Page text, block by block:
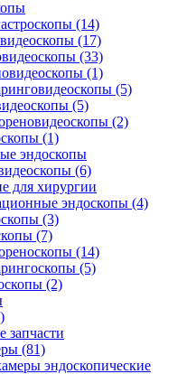
(14)
(17)
(33)
(1)
(5)
(5)
(2)
(1)
эндоскопы
(6)
для хирургии
эндоскопы (4)
(3)
(7)
(14)
(5)
(2)
запчасти
(81)
эндоскопические